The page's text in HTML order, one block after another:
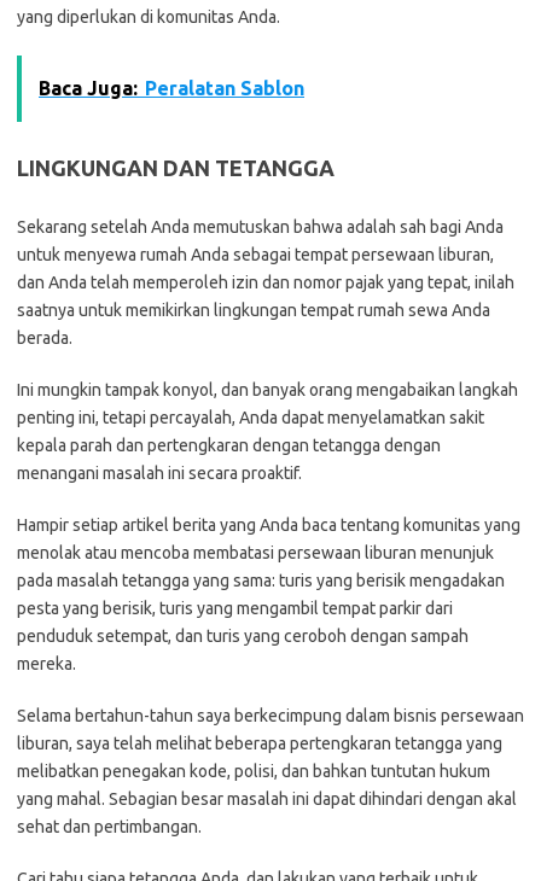
yang diperlukan di komunitas Anda.
Baca Juga: Peralatan Sablon
LINGKUNGAN DAN TETANGGA
Sekarang setelah Anda memutuskan bahwa adalah sah bagi Anda
untuk menyewa rumah Anda sebagai tempat persewaan liburan,
dan Anda telah memperoleh izin dan nomor pajak yang tepat, inilah
saatnya untuk memikirkan lingkungan tempat rumah sewa Anda
berada.
Ini mungkin tampak konyol, dan banyak orang mengabaikan langkah
penting ini, tetapi percayalah, Anda dapat menyelamatkan sakit
kepala parah dan pertengkaran dengan tetangga dengan
menangani masalah ini secara proaktif.
Hampir setiap artikel berita yang Anda baca tentang komunitas yang
menolak atau mencoba membatasi persewaan liburan menunjuk
pada masalah tetangga yang sama: turis yang berisik mengadakan
pesta yang berisik, turis yang mengambil tempat parkir dari
penduduk setempat, dan turis yang ceroboh dengan sampah
mereka.
Selama bertahun-tahun saya berkecimpung dalam bisnis persewaan
liburan, saya telah melihat beberapa pertengkaran tetangga yang
melibatkan penegakan kode, polisi, dan bahkan tuntutan hukum
yang mahal. Sebagian besar masalah ini dapat dihindari dengan akal
sehat dan pertimbangan.